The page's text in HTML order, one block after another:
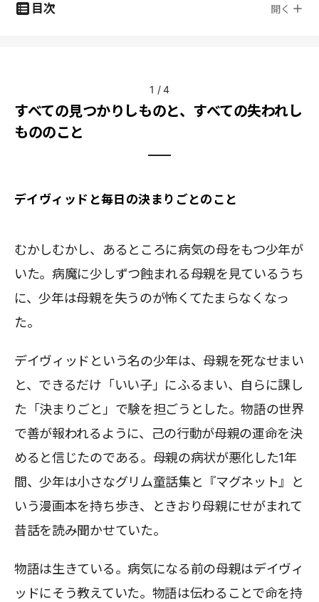
目次 開く
1 /4
すべての見つかりしものと、すべての失われし
もののこと
デイヴィッドと毎日の決まりごとのこと
むかしむかし、あるところに病気の母をもつ少年が
いた。病魔に少しずつ蝕まれる母親を見ているうち
に、少年は母親を失うのが怖くてたまらなくなっ
た。
デイヴィッドという名の少年は、母親を死なせまい
と、できるだけ「いい子」にふるまい、自らに課し
た「決まりごと」で験を担ごうとした。物語の世界
で善が報われるように、己の行動が母親の運命を決
めると信じたのである。母親の病状が悪化した1年
間、少年は小さなグリム童話集と『マグネット』と
いう漫画本を持ち歩き、ときおり母親にせがまれて
昔話を読み聞かせていた。
物語は生きている。病気になる前の母親はデイヴィ
ッドにそう教えていた。物語は伝わることで命を持